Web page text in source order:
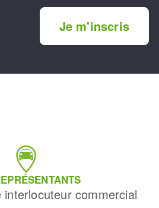
Je m'inscris
commercial